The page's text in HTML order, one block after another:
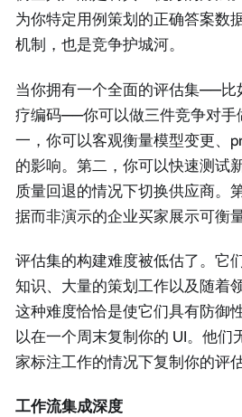
为你特定用例策划的正确答案数
机制，也是竞争护城河。
当你拥有一个全面的评估集——比
疗编码——你可以做三件竞争对手
一，你可以客观衡量模型变更、
的影响。第二，你可以快速测试
质量回退的情况下切换供应商。
据而非演示的企业买家展示可衡
评估集的构建难度被低估了。它
知识、大量的策划工作以及随着
这种难度恰恰是使它们具有防御
以在一个周末复制你的 UI。他们
家标注工作的情况下复制你的评估
工作流集成深度